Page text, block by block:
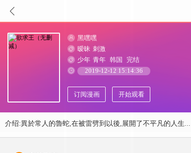
黑嘿嘿
暧昧 刺激
少年 青年 韩国
完结
2019-12-12 15:14:36
订阅漫画 开始观看
介绍:異於常人的魯蛇,在被雷劈到以後,展開了不平凡的人生...